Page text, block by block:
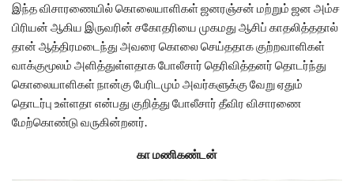
இந்த விசாரணையில் கொலையாளிகள் ஜனரஞ்சன் மற்றும் ஜன அம்ச
பிரியன் ஆகிய இருவரின் சகோதரியை முகமது ஆசிப் காதலித்ததால்
தான் ஆத்திரமடைந்து அவரை கொலை செய்ததாக குற்றவாளிகள்
வாக்குமூலம் அளித்துள்ளதாக போலீசார் தெரிவித்தனர் தொடர்ந்து
கொலையாளிகள் நான்கு பேரிடமும் அவர்களுக்கு வேறு ஏதும்
தொடர்பு உள்ளதா என்பது குறித்து போலீசார் தீவிர விசாரணை
மேற்கொண்டு வருகின்றனர்.
கா மணிகண்டன்